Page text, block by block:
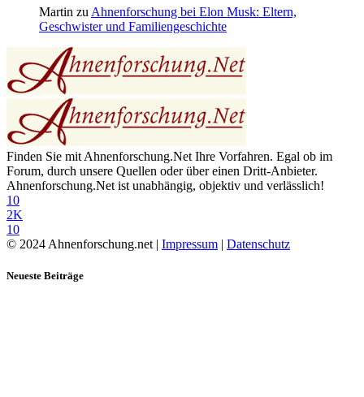
Martin zu Ahnenforschung bei Elon Musk: Eltern,
Geschwister und Familiengeschichte
Finden Sie mit Ahnenforschung.Net Ihre Vorfahren. Egal ob im
Forum, durch unsere Quellen oder über einen Dritt-Anbieter.
Ahnenforschung.Net ist unabhängig, objektiv und verlässlich!
10
2K
10
© 2024 Ahnenforschung.net | Impressum | Datenschutz
Neueste Beiträge